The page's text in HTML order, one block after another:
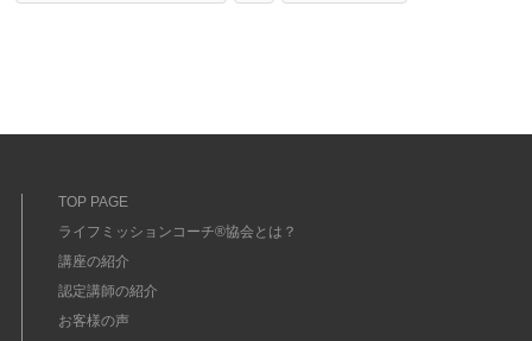
TOP PAGE
ライフミッションコーチ®協会とは？
講座の紹介
認定講師の紹介
お客様の声